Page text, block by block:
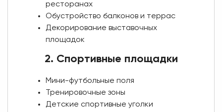
ресторанах
Обустройство балконов и террас
Декорирование выставочных
площадок
2. Спортивные площадки
Мини-футбольные поля
Тренировочные зоны
Детские спортивные уголки